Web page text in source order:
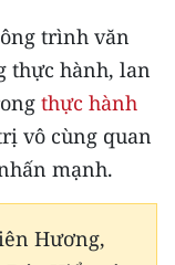
trình văn
thực hành, lan
thực hành
vô cùng quan
mạnh.
Hương,